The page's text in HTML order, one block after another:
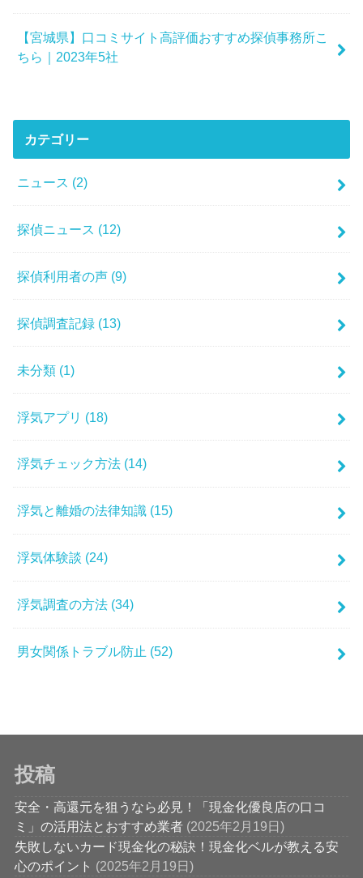
【宮城県】口コミサイト高評価おすすめ探偵事務所こ
ちら｜2023年5社
カテゴリー
ニュース (2)
探偵ニュース (12)
探偵利用者の声 (9)
探偵調査記録 (13)
未分類 (1)
浮気アプリ (18)
浮気チェック方法 (14)
浮気と離婚の法律知識 (15)
浮気体験談 (24)
浮気調査の方法 (34)
男女関係トラブル防止 (52)
投稿
安全・高還元を狙うなら必見！「現金化優良店の口コ
ミ」の活用法とおすすめ業者 (2025年2月19日)
失敗しないカード現金化の秘訣！現金化ベルが教える安
心のポイント (2025年2月19日)